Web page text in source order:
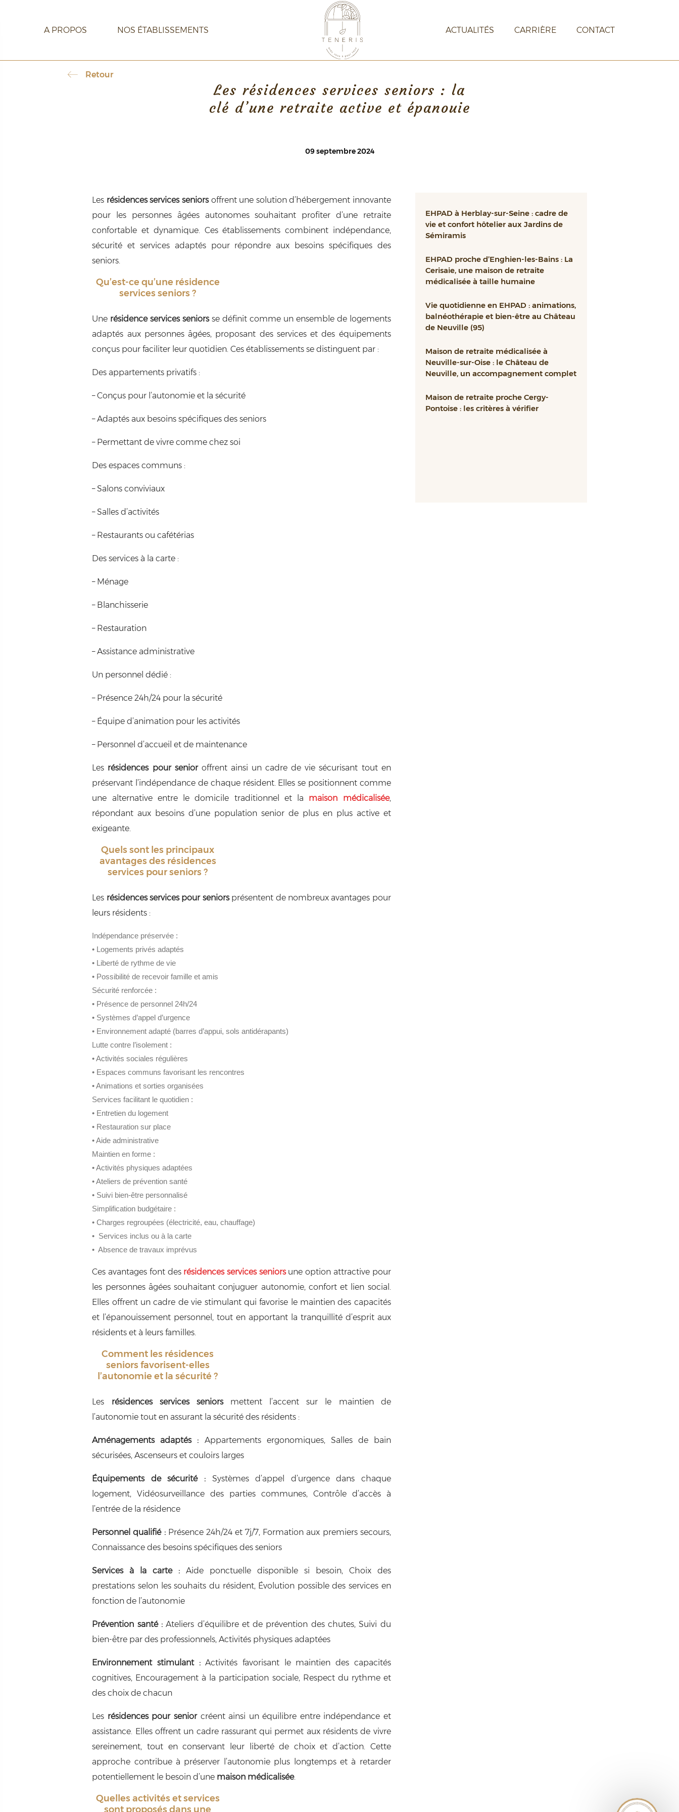
A PROPOS NOS ÉTABLISSEMENTS ACTUALITÉS CARRIÈRE CONTACT
Retour
Les résidences services seniors : la
clé d’une retraite active et épanouie
09 septembre 2024
Les résidences services seniorsoffrent une solution d’hébergement innovante
pour les personnes âgées autonomes souhaitant profiter d’une retraite
confortable et dynamique. Ces établissements combinent indépendance,
sécurité et services adaptés pour répondre aux besoins spécifiques des
seniors.
Qu’est-ce qu’une résidence
services seniors ?
Une résidence services seniorsse définit comme un ensemble de logements
adaptés aux personnes âgées, proposant des services et des équipements
conçus pour faciliter leur quotidien. Ces établissements se distinguent par :
Des appartements privatifs :
– Conçus pour l’autonomie et la sécurité
– Adaptés aux besoins spécifiques des seniors
– Permettant de vivre comme chez soi
Des espaces communs :
– Salons conviviaux
– Salles d’activités
– Restaurants ou cafétérias
Des services à la carte :
– Ménage
– Blanchisserie
– Restauration
– Assistance administrative
Un personnel dédié :
– Présence 24h/24 pour la sécurité
– Équipe d’animation pour les activités
– Personnel d’accueil et de maintenance
Les résidences pour senioroffrent ainsi un cadre de vie sécurisant tout en
préservant l’indépendance de chaque résident. Elles se positionnent comme
une alternative entre le domicile traditionnel et la maison médicalisée,
répondant aux besoins d’une population senior de plus en plus active et
exigeante.
Quels sont les principaux
avantages des résidences
services pour seniors ?
Les résidences services pour seniorsprésentent de nombreux avantages pour
leurs résidents :
Indépendance préservée :
• Logements privés adaptés
• Liberté de rythme de vie
• Possibilité de recevoir famille et amis
Sécurité renforcée :
• Présence de personnel 24h/24
• Systèmes d’appel d’urgence
• Environnement adapté (barres d’appui, sols antidérapants)
Lutte contre l’isolement :
• Activités sociales régulières
• Espaces communs favorisant les rencontres
• Animations et sorties organisées
Services facilitant le quotidien :
• Entretien du logement
• Restauration sur place
• Aide administrative
Maintien en forme :
• Activités physiques adaptées
• Ateliers de prévention santé
• Suivi bien-être personnalisé
Simplification budgétaire :
• Charges regroupées (électricité, eau, chauffage)
• Services inclus ou à la carte
• Absence de travaux imprévus
Ces avantages font des résidences services seniorsune option attractive pour
les personnes âgées souhaitant conjuguer autonomie, confort et lien social.
Elles offrent un cadre de vie stimulant qui favorise le maintien des capacités
et l’épanouissement personnel, tout en apportant la tranquillité d’esprit aux
résidents et à leurs familles.
Comment les résidences
seniors favorisent-elles
l’autonomie et la sécurité ?
Les résidences services seniorsmettent l’accent sur le maintien de
l’autonomie tout en assurant la sécurité des résidents :
Aménagements adaptés : Appartements ergonomiques, Salles de bain
sécurisées, Ascenseurs et couloirs larges
Équipements de sécurité :Systèmes d’appel d’urgence dans chaque
logement, Vidéosurveillance des parties communes, Contrôle d’accès à
l’entrée de la résidence
Personnel qualifié :Présence 24h/24 et 7j/7, Formation aux premiers secours,
Connaissance des besoins spécifiques des seniors
Services à la carte : Aide ponctuelle disponible si besoin, Choix des
prestations selon les souhaits du résident, Évolution possible des services en
fonction de l’autonomie
Prévention santé :Ateliers d’équilibre et de prévention des chutes, Suivi du
bien-être par des professionnels, Activités physiques adaptées
Environnement stimulant :Activités favorisant le maintien des capacités
cognitives, Encouragement à la participation sociale, Respect du rythme et
des choix de chacun
Les résidences pour seniorcréent ainsi un équilibre entre indépendance et
assistance. Elles offrent un cadre rassurant qui permet aux résidents de vivre
sereinement, tout en conservant leur liberté de choix et d’action. Cette
approche contribue à préserver l’autonomie plus longtemps et à retarder
potentiellement le besoin d’une maison médicalisée.
Quelles activités et services
sont proposés dans une
EHPAD à Herblay-sur-Seine : cadre de
vie et confort hôtelier aux Jardins de
Sémiramis
EHPAD proche d’Enghien-les-Bains : La
Cerisaie, une maison de retraite
médicalisée à taille humaine
Vie quotidienne en EHPAD : animations,
balnéothérapie et bien-être au Château
de Neuville (95)
Maison de retraite médicalisée à
Neuville-sur-Oise : le Château de
Neuville, un accompagnement complet
Maison de retraite proche Cergy-
Pontoise : les critères à vérifier